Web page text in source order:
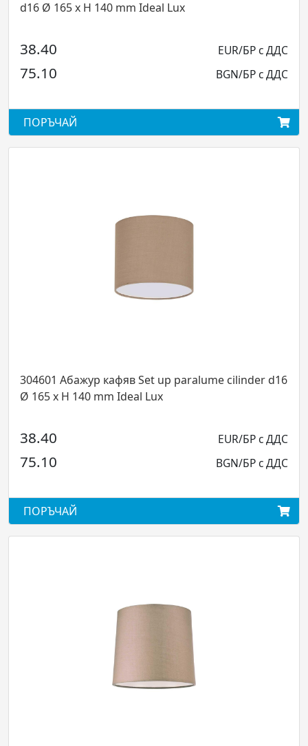
x H 140 mm Ideal Lux
EUR/БР с ДДС
BGN/БР с ДДС
Абажур кафяв Set up paralume cilinder d16
H 140 mm Ideal Lux
EUR/БР с ДДС
BGN/БР с ДДС
336.00
657.16
284354
336.00
657.16